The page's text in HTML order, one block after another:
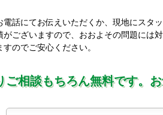
電話にてお伝えいただくか、現地にスタ
がございますので、おおよその問題には
のでご安心ください。
ご相談もちろん無料です。